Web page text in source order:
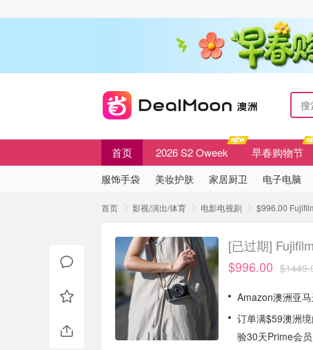
首页 2026 S2 Oweek 早春购物节
服饰手袋 美妆护肤 家居厨卫 电子电脑
首页 影视/演出/体育 电影电视剧 $996.00
[已过期]
$996.00
Amazon澳洲亚
订单满$59澳洲境
验30天Prime会员